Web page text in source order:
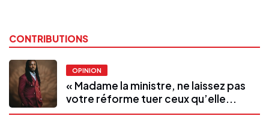
CONTRIBUTIONS
OPINION
« Madame la ministre, ne laissez pas
votre réforme tuer ceux qu’elle...